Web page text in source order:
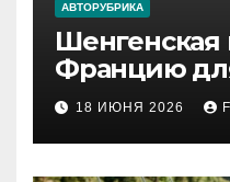
АВТОРУБРИКА
Шенгенская
Францию
2026 году:
и список
документов
18 ИЮНЯ 2026